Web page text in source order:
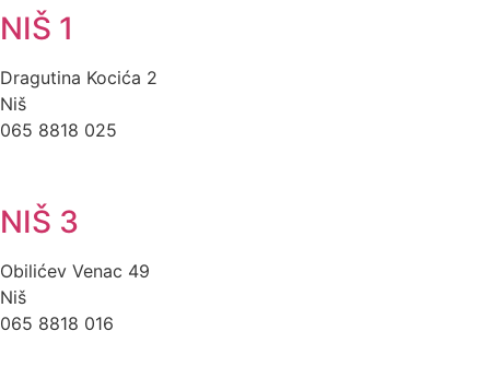
NIŠ 1
Dragutina Kocića 2
Niš
065 8818 025
NIŠ 3
Obilićev Venac 49
Niš
065 8818 016